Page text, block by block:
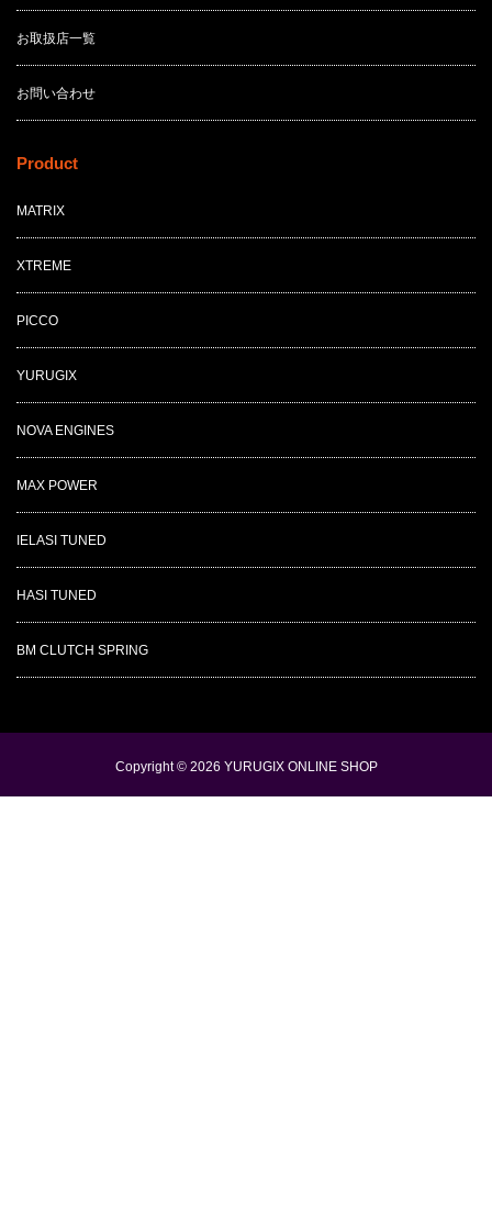
お取扱店一覧
お問い合わせ
Product
MATRIX
XTREME
PICCO
YURUGIX
NOVA ENGINES
MAX POWER
IELASI TUNED
HASI TUNED
BM CLUTCH SPRING
Copyright © 2026 YURUGIX ONLINE SHOP